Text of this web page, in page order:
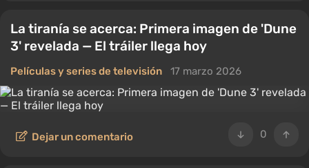
La tiranía se acerca: Primera imagen de 'Dune
3' revelada — El tráiler llega hoy
Películas y series de televisión 17 marzo 2026
0
Dejar un comentario